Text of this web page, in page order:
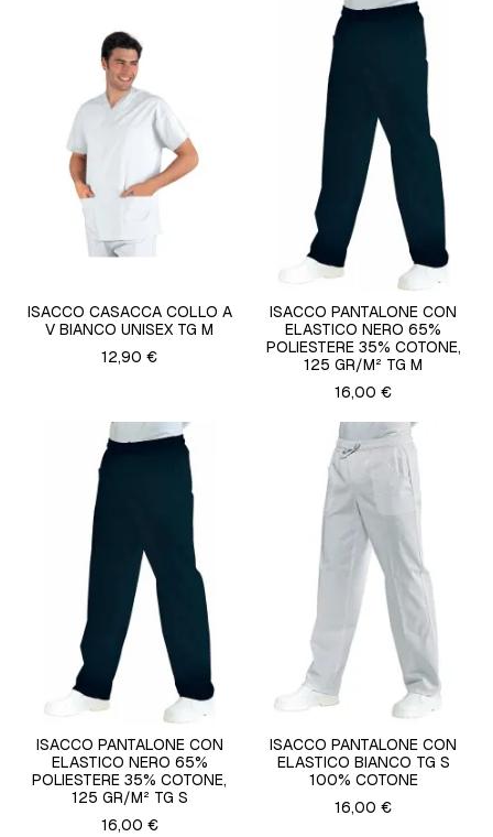
ISACCO CASACCA COLLO A
V BIANCO UNISEX TG M
12,90 €
ISACCO PANTALONE CON
ELASTICO NERO 65%
POLIESTERE 35% COTONE,
125 GR/M² TG M
16,00 €
ISACCO PANTALONE CON
ELASTICO NERO 65%
POLIESTERE 35% COTONE,
125 GR/M² TG S
16,00 €
ISACCO PANTALONE CON
ELASTICO BIANCO TG S
100% COTONE
16,00 €